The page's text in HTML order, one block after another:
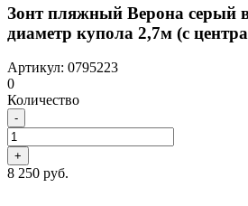
Зонт пляжный Верона серый
диаметр купола 2,7м (с
Артикул: 0795223
0
Количество
-
+
8 250 руб.